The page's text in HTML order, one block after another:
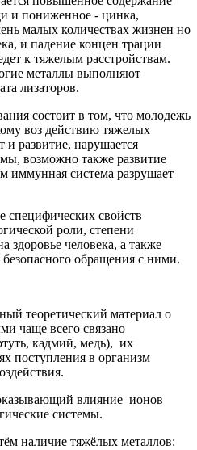
и пониженное - цинка,
малых количествах жизнен но
и падение концен трации
к тяжелым расстройствам.
металлы выполняют
лизаторов.
состоит в том, что молодежь
воз действию тяжелых
и развитие, нарушается
мы, возможно также развитие
иммунная система разрушает
специфических свойств
роли, степени
здоровье человека, а также
обращения с ними.
теоретический материал о
чаще всего связано
кадмий, медь), их
поступления в организм
влияние ионов
системы.
наличие тяжёлых металлов: